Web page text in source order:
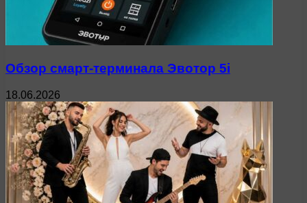
Обзор смарт-терминала Эвотор 5i
18.06.2026